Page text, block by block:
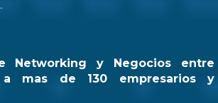
Networking y Negocios entre
a mas de 130 empresarios y